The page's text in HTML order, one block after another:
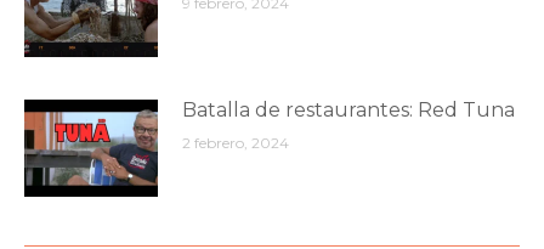
Batalla de restaurantes: Red Tuna
2 febrero, 2024